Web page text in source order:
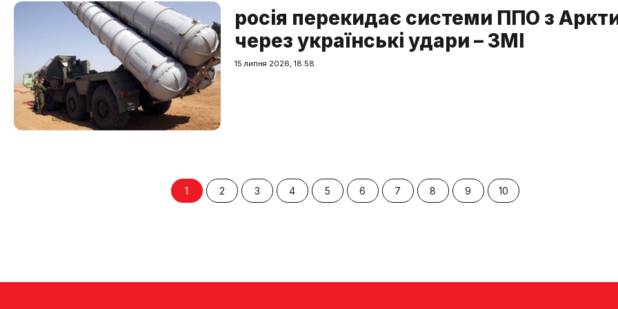
росія перекидає системи ППО з
через українські удари – ЗМІ
15 липня 2026, 18:58
1 2 3 4 5 6 7 8 9 10